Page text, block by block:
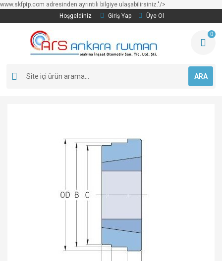
www.skfptp.com adresinden ayrıntılı bilgiye ulaşabilirsiniz."/>
Hoşgeldiniz
Giriş Yap Üye Ol
ARA
0